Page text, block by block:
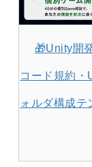
🎁Unity開
コード規約・
ォルダ構成